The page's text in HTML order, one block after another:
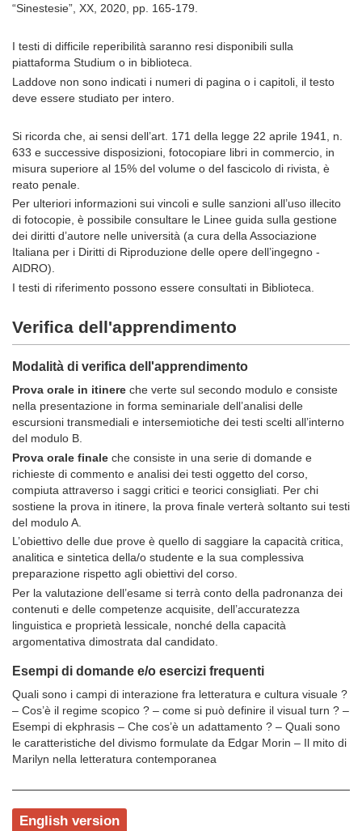
“Sinestesie”, XX, 2020, pp. 165-179.
I testi di difficile reperibilità saranno resi disponibili sulla
piattaforma Studium o in biblioteca.
Laddove non sono indicati i numeri di pagina o i capitoli, il testo
deve essere studiato per intero.
Si ricorda che, ai sensi dell’art. 171 della legge 22 aprile 1941, n.
633 e successive disposizioni, fotocopiare libri in commercio, in
misura superiore al 15% del volume o del fascicolo di rivista, è
reato penale.
Per ulteriori informazioni sui vincoli e sulle sanzioni all’uso illecito
di fotocopie, è possibile consultare le Linee guida sulla gestione
dei diritti d’autore nelle università (a cura della Associazione
Italiana per i Diritti di Riproduzione delle opere dell’ingegno -
AIDRO).
I testi di riferimento possono essere consultati in Biblioteca
Verifica dell'apprendimento
Modalità di verifica dell'apprendimento
Prova orale in itinere che verte sul secondo modulo e consiste
nella presentazione in forma seminariale dell’analisi delle
escursioni transmediali e intersemiotiche dei testi scelti all’interno
del modulo B.
Prova orale finale che consiste in una serie di domande e
richieste di commento e analisi dei testi oggetto del corso,
compiuta attraverso i saggi critici e teorici consigliati. Per chi
sostiene la prova in itinere, la prova finale verterà soltanto sui testi
del modulo A.
L’obiettivo delle due prove è quello di saggiare la capacità critica,
analitica e sintetica della/o studente e la sua complessiva
preparazione rispetto agli obiettivi del corso.
Per la valutazione dell’esame si terrà conto della padronanza dei
contenuti e delle competenze acquisite, dell’accuratezza
linguistica e proprietà lessicale, nonché della capacità
argomentativa dimostrata dal candidato.
Esempi di domande e/o esercizi frequenti
Quali sono i campi di interazione fra letteratura e cultura visuale ?
– Cos’è il regime scopico ? – come si può definire il visual turn ? –
Esempi di ekphrasis – Che cos’è un adattamento ? – Quali sono
le caratteristiche del divismo formulate da Edgar Morin – Il mito di
Marilyn nella letteratura contemporanea
English version